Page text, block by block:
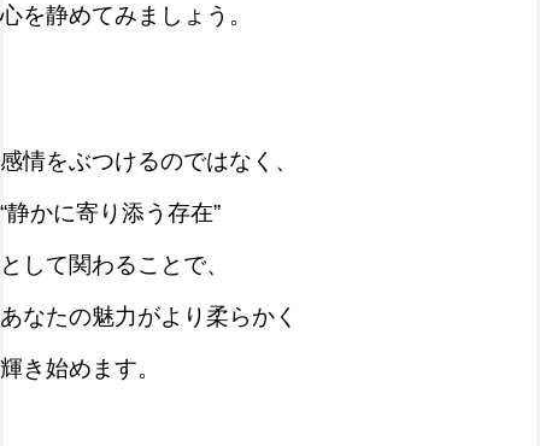
心を静めてみましょう。
感情をぶつけるのではなく、
“静かに寄り添う存在”
として関わることで、
あなたの魅力がより柔らかく
輝き始めます。